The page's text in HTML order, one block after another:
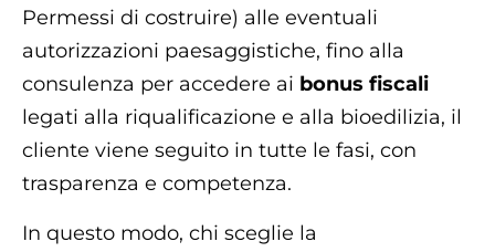
Permessi di costruire) alle eventuali
autorizzazioni paesaggistiche, fino alla
consulenza per accedere ai bonus fiscali
legati alla riqualificazione e alla bioedilizia, il
cliente viene seguito in tutte le fasi, con
trasparenza e competenza.
In questo modo, chi sceglie la